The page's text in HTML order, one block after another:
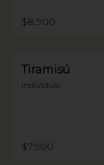
$8.900
Tiramisú
Individual
$7.900